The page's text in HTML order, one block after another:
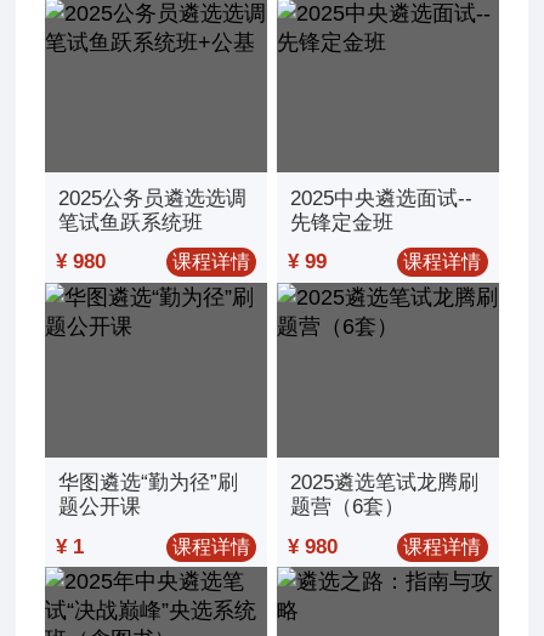
2025公务员遴选选调
笔试鱼跃系统班
¥ 980
课程详情
2025中央遴选面试--
先锋定金班
¥ 99
课程详情
华图遴选“勤为径”刷
题公开课
¥ 1
课程详情
2025遴选笔试龙腾刷
题营（6套）
¥ 980
课程详情